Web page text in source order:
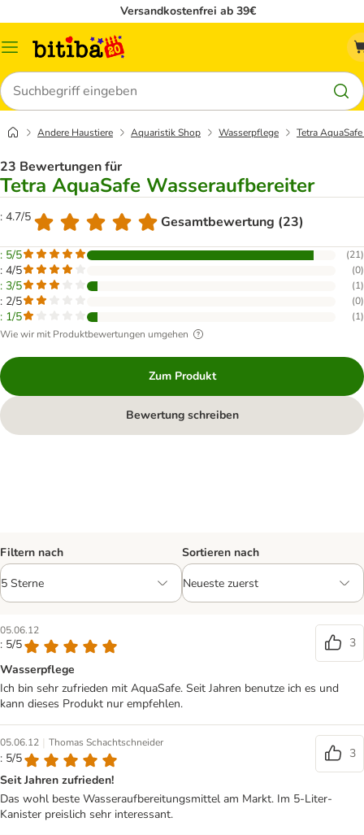
Versandkostenfrei ab 39€
Menü
Suchen
Andere Haustiere Aquaristik Shop Wasserpflege Tetra
23 Bewertungen für
Tetra AquaSafe Wasseraufbereiter
: 4.7/5 Gesamtbewertung (23)
: 5/5 (21)
: 4/5 (0)
: 3/5 (1)
: 2/5 (0)
: 1/5 (1)
Wie wir mit Produktbewertungen umgehen
Zum Produkt
Bewertung schreiben
Filtern nach Sortieren nach
05.06.12
: 5/5
3
Wasserpflege
Ich bin sehr zufrieden mit AquaSafe. Seit Jahren benutze ich es und
kann dieses Produkt nur empfehlen.
05.06.12 | Thomas Schachtschneider
: 5/5
3
Seit Jahren zufrieden!
Das wohl beste Wasseraufbereitungsmittel am Markt. Im 5-Liter-
Kanister preislich sehr interessant.